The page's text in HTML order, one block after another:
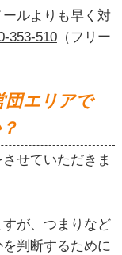
ルよりも早く対
353-510（フリー
団エリアで
せていただきま
が、つまりなど
判断するために